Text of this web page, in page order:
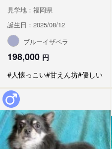
見学地：福岡県
誕生日：2025/08/12
ブルーイザベラ
198,000 円
#人懐っこい#甘えん坊#優しい